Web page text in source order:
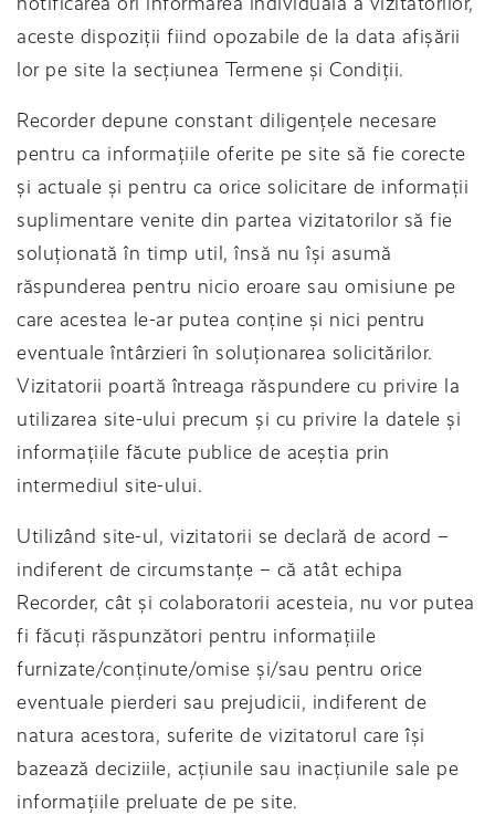
aceste dispoziții fiind opozabile de la data afișării
lor pe site la secțiunea Termene și Condiții.
Recorder depune constant diligențele necesare
pentru ca informațiile oferite pe site să fie corecte
și actuale și pentru ca orice solicitare de informații
suplimentare venite din partea vizitatorilor să fie
soluționată în timp util, însă nu își asumă
răspunderea pentru nicio eroare sau omisiune pe
care acestea le-ar putea conține și nici pentru
eventuale întârzieri în soluționarea solicitărilor.
Vizitatorii poartă întreaga răspundere cu privire la
utilizarea site-ului precum și cu privire la datele și
informațiile făcute publice de aceștia prin
intermediul site-ului.
Utilizând site-ul, vizitatorii se declară de acord –
indiferent de circumstanțe – că atât echipa
Recorder, cât și colaboratorii acesteia, nu vor putea
fi făcuți răspunzători pentru informațiile
furnizate/conținute/omise și/sau pentru orice
eventuale pierderi sau prejudicii, indiferent de
natura acestora, suferite de vizitatorul care își
bazează deciziile, acțiunile sau inacțiunile sale pe
informațiile preluate de pe site.